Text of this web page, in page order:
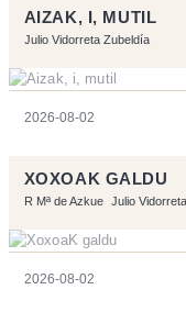
AIZAK, I, MUTIL
Julio Vidorreta Zubeldía
2026-08-02
XOXOAK GALDU
R Mª de Azkue Julio
2026-08-02